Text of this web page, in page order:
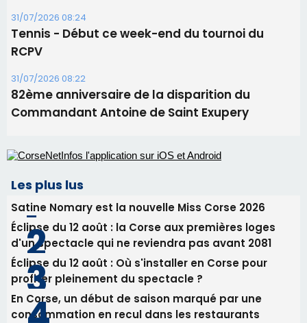
31/07/2026 08:24
Tennis - Début ce week-end du tournoi du
RCPV
31/07/2026 08:22
82ème anniversaire de la disparition du
Commandant Antoine de Saint Exupery
Les plus lus
Satine Nomary est la nouvelle Miss Corse 2026
Éclipse du 12 août : la Corse aux premières loges
d'un spectacle qui ne reviendra pas avant 2081
Éclipse du 12 août : Où s'installer en Corse pour
profiter pleinement du spectacle ?
En Corse, un début de saison marqué par une
consommation en recul dans les restaurants